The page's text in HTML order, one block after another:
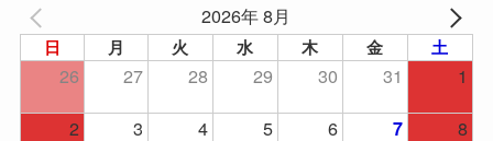
2026年 8月
日 月 火 水 木 金 土
26 27 28 29 30 31
1
2
3 4 5 6 7
8